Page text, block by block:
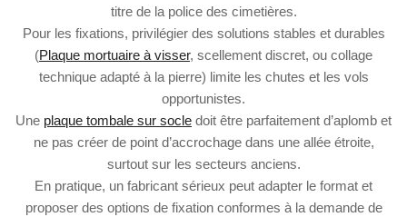
titre de la police des cimetières.
Pour les fixations, privilégier des solutions stables et durables
(Plaque mortuaire à visser, scellement discret, ou collage
technique adapté à la pierre) limite les chutes et les vols
opportunistes.
Une plaque tombale sur socle doit être parfaitement d’aplomb et
ne pas créer de point d’accrochage dans une allée étroite,
surtout sur les secteurs anciens.
En pratique, un fabricant sérieux peut adapter le format et
proposer des options de fixation conformes à la demande de